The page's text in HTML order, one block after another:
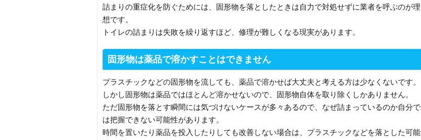
詰まりの重症化を防ぐためには、固形物を落としたときは自力で対処せずに業者を呼ぶのが理
想です。
トイレの詰まりは失敗を繰り返すほど、修理が難しくなる現実があります。
固形物は薬品で溶かすことはできません
プラスチックなどの固形物を流しても、薬品で溶かせば大丈夫と考える方は少なくないです。
しかし固形物は薬品ではほとんど溶かせないので、固形物自体を取り除くしかありません。
ただ固形物を落とす瞬間には気づけないケースが多々あるので、なぜ詰まっているのか自分で
は把握できない可能性があります。
時間を置いたり薬品を投入したりしても改善しない場合は、プラスチックなどを落とした可能